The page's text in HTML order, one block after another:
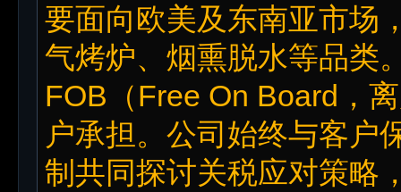
要面向欧美及东南亚市场
气烤炉、烟熏脱水等品类
FOB（Free On Board，
户承担。公司始终与客户
制共同探讨关税应对策略